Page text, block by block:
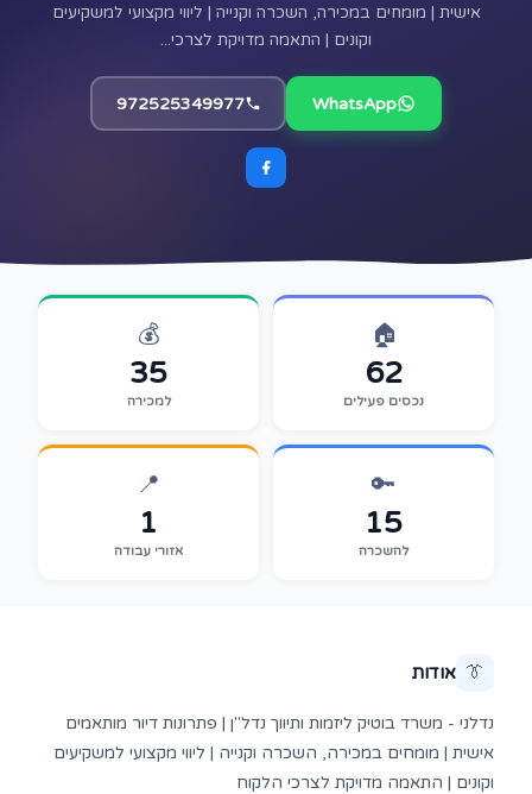
אישית | מומחים במכירה, השכרה וקנייה | ליווי מקצועי למשקיעים
וקונים | התאמה מדויקת לצרכי...
WhatsApp
972525349977
🏠
62
נכסים פעילים
💰
35
למכירה
🔑
15
להשכרה
📍
1
אזורי עבודה
👔 אודות
נדלני - משרד בוטיק ליזמות ותיווך נדל"ן | פתרונות דיור מותאמים
אישית | מומחים במכירה, השכרה וקנייה | ליווי מקצועי למשקיעים
וקונים | התאמה מדויקת לצרכי הלקוח